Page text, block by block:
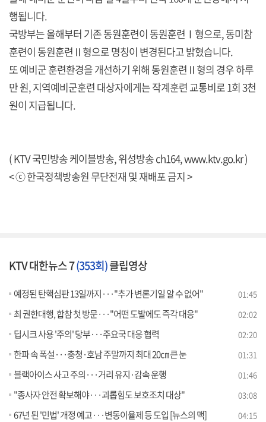
행됩니다.
국방부는 올해부터 기존 동원훈련이 동원훈련Ⅰ형으로, 동미참
훈련이 동원훈련Ⅱ형으로 명칭이 변경된다고 밝혔습니다.
또 예비군 훈련환경을 개선하기 위해 동원훈련Ⅱ형의 경우 하루
만 원, 지역예비군훈련 대상자에게는 작계훈련 교통비로 1회 3천
원이 지급됩니다.
( KTV 국민방송 케이블방송, 위성방송 ch164,www.ktv.go.kr)
< ⓒ 한국정책방송원 무단전재 및 재배포 금지 >
KTV 대한뉴스 7(353회)클립영상
예정된 탄핵심판 13일까지···"추가 변론기일 알 수 없어" 01:45
최 권한대행, 합참 첫 방문···"어떤 도발에도 즉각 대응" 02:02
딥시크 사용 '주의' 당부···주요국 대응 협력 02:20
한파 속 폭설···충청·호남 주말까지 최대 20㎝ 큰 눈 01:31
블랙아이스 사고 주의···거리 유지·감속 운행 01:46
"종사자 안전 확보해야···괴롭힘도 보호조치 대상" 03:08
67년 된 '민법' 개정 예고···변동이율제 등 도입 [뉴스의 맥] 04:15